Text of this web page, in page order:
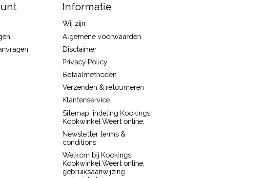
Informatie
Wij zijn:
Algemene voorwaarden
Disclaimer
Privacy Policy
Betaalmethoden
Verzenden & retourneren
Klantenservice
Sitemap, indeling Kookings
Kookwinkel Weert online,
Newsletter terms &
conditions
Welkom bij Kookings
Kookwinkel Weert online,
gebruiksaanwijzing